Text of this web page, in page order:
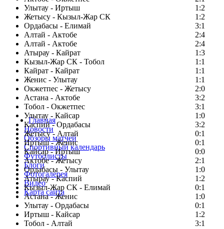
Улытау - Иртыш
1:2
Жетысу - Кызыл-Жар СК
1:2
Ордабасы - Елимай
3:1
Алтай - Актобе
2:4
Алтай - Актобе
2:4
Атырау - Кайрат
1:3
Кызыл-Жар СК - Тобол
1:1
Кайрат - Кайрат
1:1
Женис - Улытау
1:1
Окжетпес - Жетысу
2:0
Астана - Актобе
3:2
Тобол - Окжетпес
3:1
Улытау - Кайсар
1:0
Каспий - Ордабасы
3:2
Жетысу - Алтай
0:1
Иртыш - Женис
0:1
Кайсар - Иртыш
0:0
Актобе - Жетысу
2:1
Ордабасы - Улытау
1:0
Атырау - Каспий
1:2
Кызыл-Жар СК - Елимай
0:1
Астана - Женис
1:0
Улытау - Ордабасы
0:1
Иртыш - Кайсар
1:2
Тобол - Алтай
3:1
Главная
Новости
Обзоры матчей
Спортивный календарь
Футболисты
Блоги
Фотогалерея
Видео
Карта сайта